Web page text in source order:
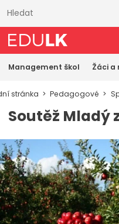
obsahu
Management škol Žáci a
stránka Pedagogové
Soutěž Mladý